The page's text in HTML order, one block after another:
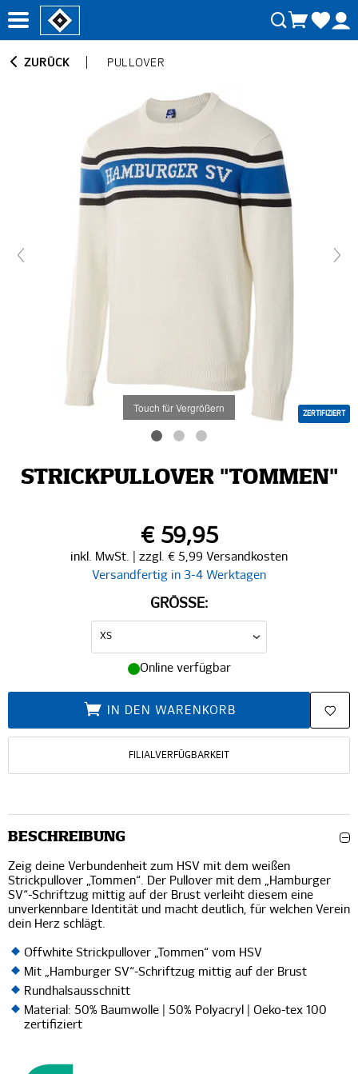
ZURÜCK PULLOVER
Touch für Vergrößern ZERTIFIZIERT
STRICKPULLOVER "TOMMEN"
€ 59,95
inkl. MwSt. | zzgl. € 5,99 Versandkosten
Versandfertig in 3-4 Werktagen
GRÖSSE:
Online verfügbar
IN DEN WARENKORB
FILIALVERFÜGBARKEIT
BESCHREIBUNG
Zeig deine Verbundenheit zum HSV mit dem weißen
Strickpullover „Tommen“. Der Pullover mit dem „Hamburger
SV“-Schriftzug mittig auf der Brust verleiht diesem eine
unverkennbare Identität und macht deutlich, für welchen Verein
dein Herz schlägt.
Offwhite Strickpullover „Tommen“ vom HSV
Mit „Hamburger SV“-Schriftzug mittig auf der Brust
Rundhalsausschnitt
Material: 50% Baumwolle | 50% Polyacryl | Oeko-tex 100
zertifiziert